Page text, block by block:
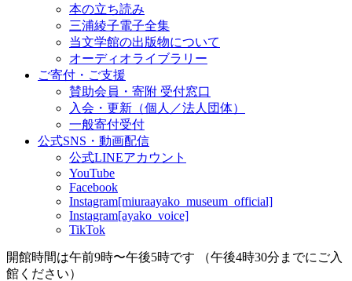
本の立ち読み
三浦綾子電子全集
当文学館の出版物について
オーディオライブラリー
ご寄付・ご支援
賛助会員・寄附 受付窓口
入会・更新（個人／法人団体）
一般寄付受付
公式SNS・動画配信
公式LINEアカウント
YouTube
Facebook
Instagram[miuraayako_museum_official]
Instagram[ayako_voice]
TikTok
開館時間は午前9時〜午後5時です （午後4時30分までにご入
館ください）